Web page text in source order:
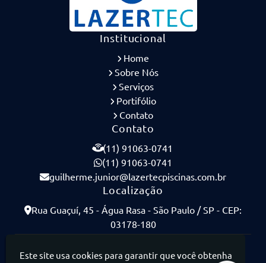
Institucional
Home
Sobre Nós
Serviços
Portifólio
Contato
Contato
(11) 91063-0741
(11) 91063-0741
guilherme.junior@lazertecpiscinas.com.br
Localização
Rua Guaçuí, 45 - Água Rasa - São Paulo / SP - CEP:
03178-180
Este site usa cookies para garantir que você obtenha